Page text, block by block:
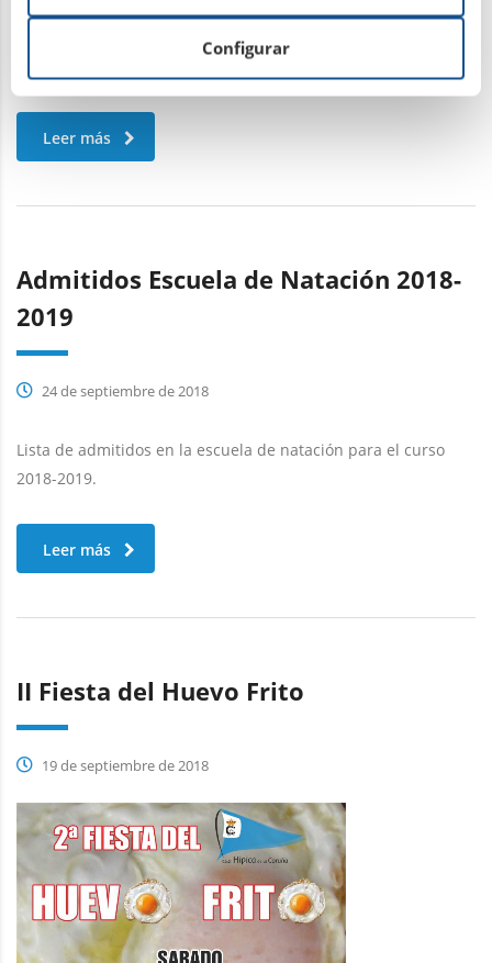
Leer más
Admitidos Escuela de Natación 2018-
2019
24 de septiembre de 2018
Lista de admitidos en la escuela de natación para el curso
2018-2019.
Leer más
II Fiesta del Huevo Frito
19 de septiembre de 2018
Configurar